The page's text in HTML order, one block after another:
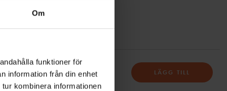
Om
funktioner för
information från din enhet
kombinera informationen
SAXOPHONE, BLACK
svart
LÄGG TILL